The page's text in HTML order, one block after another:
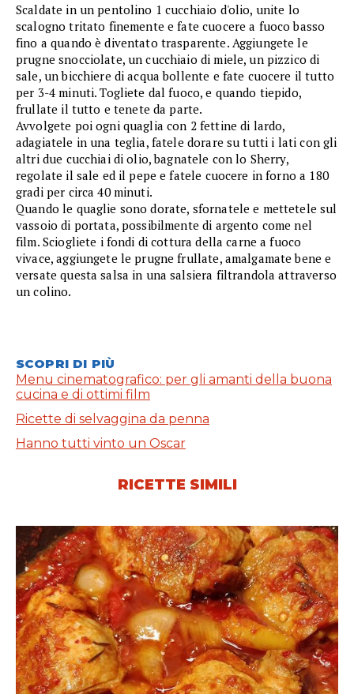
Scaldate in un pentolino 1 cucchiaio d'olio, unite lo
scalogno tritato finemente e fate cuocere a fuoco basso
fino a quando è diventato trasparente. Aggiungete le
prugne snocciolate, un cucchiaio di miele, un pizzico di
sale, un bicchiere di acqua bollente e fate cuocere il tutto
per 3-4 minuti. Togliete dal fuoco, e quando tiepido,
frullate il tutto e tenete da parte.
Avvolgete poi ogni quaglia con 2 fettine di lardo,
adagiatele in una teglia, fatele dorare su tutti i lati con gli
altri due cucchiai di olio, bagnatele con lo Sherry,
regolate il sale ed il pepe e fatele cuocere in forno a 180
gradi per circa 40 minuti.
Quando le quaglie sono dorate, sfornatele e mettetele sul
vassoio di portata, possibilmente di argento come nel
film. Sciogliete i fondi di cottura della carne a fuoco
vivace, aggiungete le prugne frullate, amalgamate bene e
versate questa salsa in una salsiera filtrandola attraverso
un colino.
SCOPRI DI PIÙ
Menu cinematografico: per gli amanti della buona
cucina e di ottimi film
Ricette di selvaggina da penna
Hanno tutti vinto un Oscar
RICETTE SIMILI